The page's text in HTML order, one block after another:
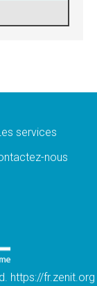
Dame du
les
de
services
nous
https://fr.zenit.org